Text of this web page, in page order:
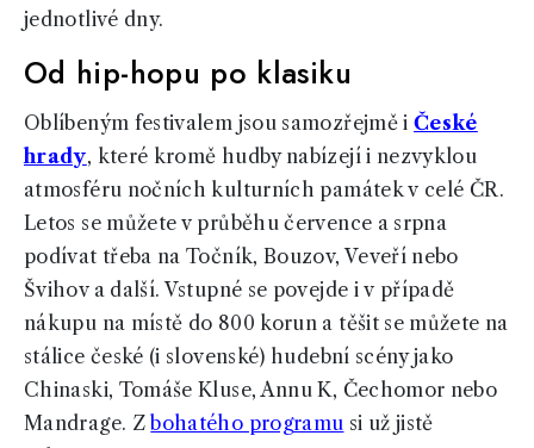
jednotlivé dny.
Od hip-hopu po klasiku
Oblíbeným festivalem jsou samozřejmě iČeské
hrady, které kromě hudby nabízejí i nezvyklou
atmosféru nočních kulturních památek v celé ČR.
Letos se můžete v průběhu července a srpna
podívat třeba na Točník, Bouzov, Veveří nebo
Švihov a další. Vstupné se povejde i v případě
nákupu na místě do 800 korun a těšit se můžete na
stálice české (i slovenské) hudební scény jako
Chinaski, Tomáše Kluse, Annu K, Čechomor nebo
Mandrage. Zbohatého programu si už jistě